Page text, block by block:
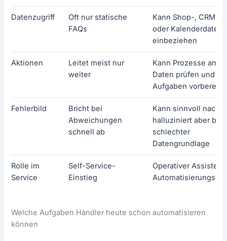
Datenzugriff
Oft nur statische
FAQs
Kann Shop-, CRM-,
oder Kalenderdaten
einbeziehen
Aktionen
Leitet meist nur
weiter
Kann Prozesse
Daten prüfen und
Aufgaben
Fehlerbild
Bricht bei
Abweichungen
schnell ab
Kann sinnvoll
halluziniert aber bei
schlechter
Datengrundlage
Rolle im
Service
Self-Service-
Einstieg
Operativer
Welche Aufgaben Händler heute schon automatisieren
können